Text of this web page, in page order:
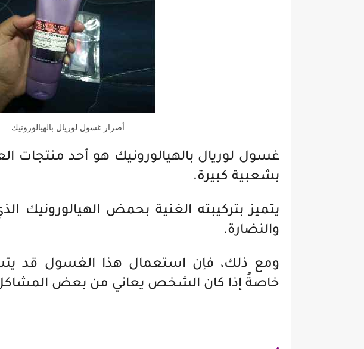
أضرار غسول لوريال بالهيالورونيك
غسول لوريال بالهيالورونيك هو أحد منتجات
بشعبية كبيرة.
يتميز بتركيبته الغنية بحمض الهيالورونيك
والنضارة.
ومع ذلك، فإن استعمال هذا الغسول قد
خاصةً إذا كان الشخص يعاني من بعض المشاكل